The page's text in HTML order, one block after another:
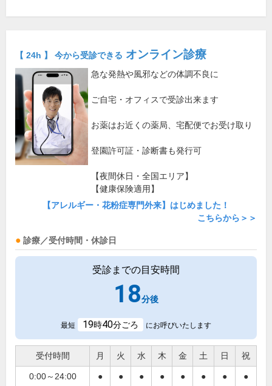
【 24h 】 今から受診できる オンライン診療
急な発熱や風邪などの体調不良に
ご自宅・オフィスで受診出来ます
お薬はお近くの薬局、宅配便でお受け取り
登園許可証・診断書も発行可
【夜間休日・全国エリア】
【健康保険適用】
【アレルギー・花粉症専門外来】はじめました！
こちらから＞＞
診療／受付時間・休診日
受診までの目安時間
18分後
最短 19時40分ごろ にお呼びいたします
受付時間 月 火 水 木 金 土 日 祝
0:00～24:00 ● ● ● ● ● ● ● ●